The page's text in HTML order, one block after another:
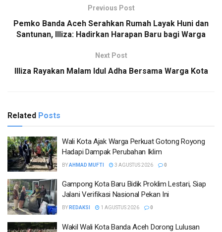
Previous Post
Pemko Banda Aceh Serahkan Rumah Layak Huni dan
Santunan, Illiza: Hadirkan Harapan Baru bagi Warga
Next Post
Illiza Rayakan Malam Idul Adha Bersama Warga Kota
Related Posts
Wali Kota Ajak Warga Perkuat Gotong Royong
Hadapi Dampak Perubahan Iklim
BYAHMAD MUFTI 3 AGUSTUS 2026 0
Gampong Kota Baru Bidik Proklim Lestari, Siap
Jalani Verifikasi Nasional Pekan Ini
BY REDAKSI 1 AGUSTUS 2026 0
Wakil Wali Kota Banda Aceh Dorong Lulusan